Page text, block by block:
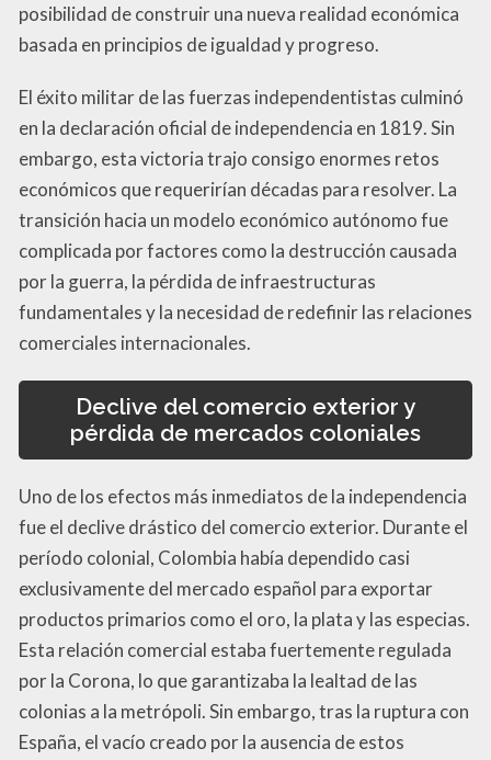
posibilidad de construir una nueva realidad económica
basada en principios de igualdad y progreso.
El éxito militar de las fuerzas independentistas culminó
en la declaración oficial de independencia en 1819. Sin
embargo, esta victoria trajo consigo enormes retos
económicos que requerirían décadas para resolver. La
transición hacia un modelo económico autónomo fue
complicada por factores como la destrucción causada
por la guerra, la pérdida de infraestructuras
fundamentales y la necesidad de redefinir las relaciones
comerciales internacionales.
Declive del comercio exterior y
pérdida de mercados coloniales
Uno de los efectos más inmediatos de la independencia
fue el declive drástico del comercio exterior. Durante el
período colonial, Colombia había dependido casi
exclusivamente del mercado español para exportar
productos primarios como el oro, la plata y las especias.
Esta relación comercial estaba fuertemente regulada
por la Corona, lo que garantizaba la lealtad de las
colonias a la metrópoli. Sin embargo, tras la ruptura con
España, el vacío creado por la ausencia de estos